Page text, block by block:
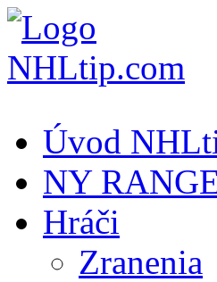
Úvod
NY
Hráči
Zranenia